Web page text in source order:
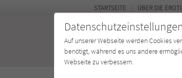
STARTSEITE ÜBER DIE
Datenschutzeinstellungen
Auf unserer Webseite werden Cookies
benötigt, während es uns andere
Webseite zu verbessern.